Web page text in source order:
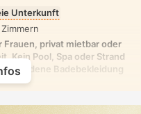
Unterkunft
Frauen, privat mietbar oder
Kein Pool, Spa oder Strand
Badebekleidung